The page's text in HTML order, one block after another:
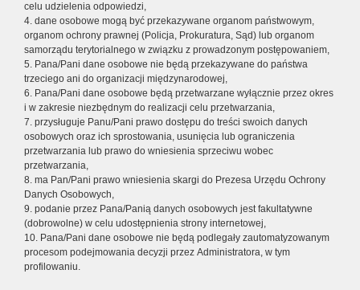
celu udzielenia odpowiedzi,
4. dane osobowe mogą być przekazywane organom państwowym,
organom ochrony prawnej (Policja, Prokuratura, Sąd) lub organom
samorządu terytorialnego w związku z prowadzonym postępowaniem,
5. Pana/Pani dane osobowe nie będą przekazywane do państwa
trzeciego ani do organizacji międzynarodowej,
6. Pana/Pani dane osobowe będą przetwarzane wyłącznie przez okres
i w zakresie niezbędnym do realizacji celu przetwarzania,
7. przysługuje Panu/Pani prawo dostępu do treści swoich danych
osobowych oraz ich sprostowania, usunięcia lub ograniczenia
przetwarzania lub prawo do wniesienia sprzeciwu wobec
przetwarzania,
8. ma Pan/Pani prawo wniesienia skargi do Prezesa Urzędu Ochrony
Danych Osobowych,
9. podanie przez Pana/Panią danych osobowych jest fakultatywne
(dobrowolne) w celu udostępnienia strony internetowej,
10. Pana/Pani dane osobowe nie będą podlegały zautomatyzowanym
procesom podejmowania decyzji przez Administratora, w tym
profilowaniu.